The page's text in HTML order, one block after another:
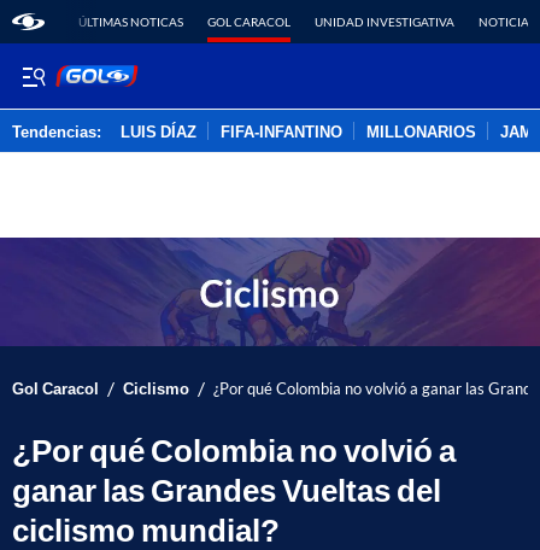
ÚLTIMAS NOTICAS GOL CARACOL UNIDAD INVESTIGATIVA NOTICIAS
Tendencias: LUIS DÍAZ FIFA-INFANTINO MILLONARIOS
Gol Caracol / Ciclismo / ¿Por qué Colombia no volvió a ganar las
¿Por qué Colombia no volvió a
ganar las Grandes Vueltas del
ciclismo mundial?